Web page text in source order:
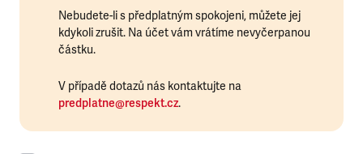
Nebudete-li s předplatným spokojeni, můžete jej
kdykoli zrušit. Na účet vám vrátíme nevyčerpanou
částku.
V případě dotazů nás kontaktujte na
predplatne@respekt.cz.